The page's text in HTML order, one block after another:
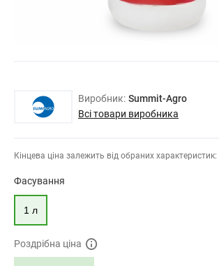
Виробник: Summit-Agro
Всі товари виробника
Кінцева ціна залежить від обраних характеристик:
Фасування
1 л
Роздрібна ціна